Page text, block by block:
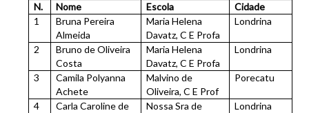
N.
Nome Escola
Cidade
1
Bruna Pereira
Almeida
Maria Helena
Davatz, C E Profa
Londrina
2
Bruno de Oliveira
Costa
Maria Helena
Davatz, C E Profa
Londrina
3
Camila Polyanna
Achete
Malvino de
Oliveira, C E Prof
Porecatu
4
Carla Caroline de
Nossa Sra de
Londrina